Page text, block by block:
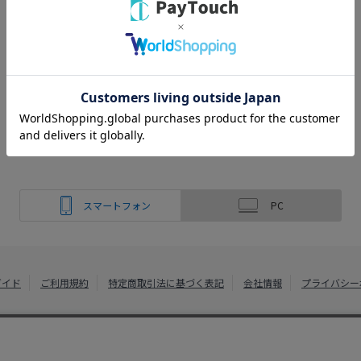
スマートフォン PC
ド ご利用規約 特定商取引法に基づく表記 会社情報 プライバシ
綿半ホームエイド